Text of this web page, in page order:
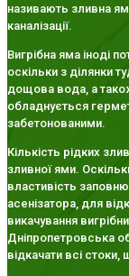
називають зливна
каналізації.
Вигрібна яма іноді
оскільки з ділянки
дощова вода, а
обладнується
забетонованими.
Кількість рідких
зливної ями.
властивість
асенізатора, для
викачування
Дніпропетровська
відкачати всі